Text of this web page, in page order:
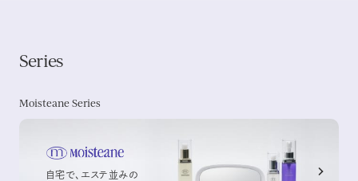
合
ださい。
極端な高温または低温、多湿、直射日光はお避けください。
デリケートな天然成分配合のため、色や香りが変化することがあります
Series
Moisteane Series
自宅で、エステ並みの